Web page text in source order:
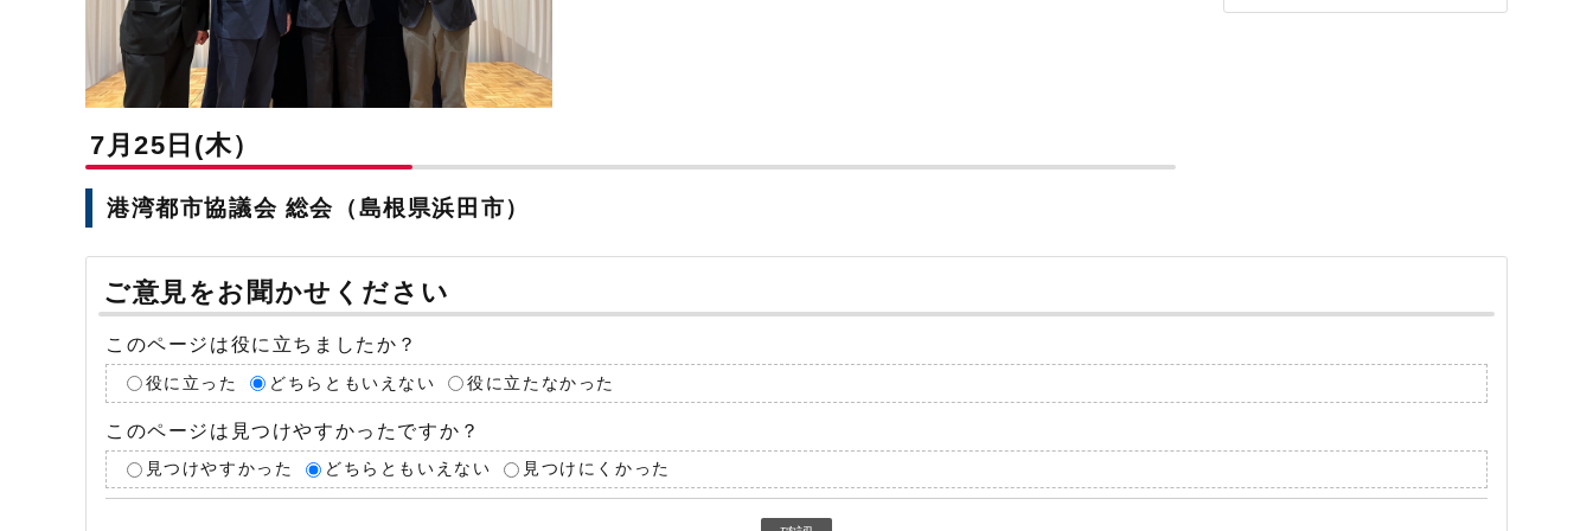
7月25日(木）
港湾都市協議会 総会（島根県浜田市）
ご意見をお聞かせください
このページは役に立ちましたか？
役に立った どちらともいえない 役に立たなかった
このページは見つけやすかったですか？
見つけやすかった どちらともいえない 見つけにくかった